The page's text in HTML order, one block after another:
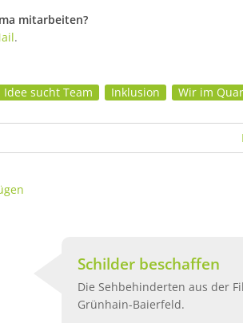
mitarbeiten?
.
Idee sucht Team Inklusion Wir im
im Buch Beschilderungen
Schilder beschaffen
Die Sehbehinderten aus der
Grünhain-Baierfeld.